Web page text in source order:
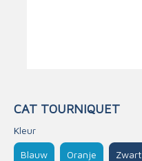
CAT TOURNIQUET
Kleur
Blauw Oranje Zwart